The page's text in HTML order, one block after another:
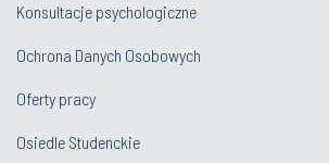
Konsultacje psychologiczne
Ochrona Danych Osobowych
Oferty pracy
Osiedle Studenckie